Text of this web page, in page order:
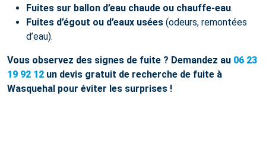
Fuites sur ballon d’eau chaude ou chauffe-eau.
Fuites d’égout ou d’eaux usées (odeurs, remontées
d’eau).
Vous observez des signes de fuite ? Demandez au 06 23
19 92 12 un devis gratuit de recherche de fuite à
Wasquehal pour éviter les surprises !